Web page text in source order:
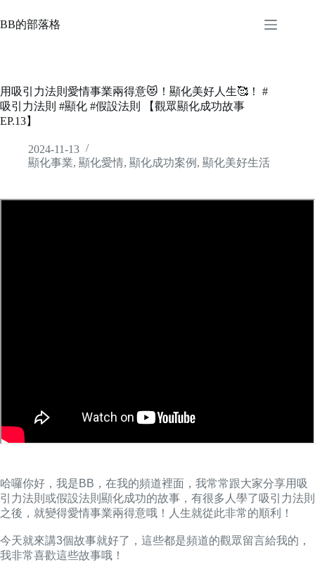
to
content
BB的部落格
用吸引力法則愛情事業兩得意😻！顯化美好人生🥰！ #
吸引力法則 #顯化 #假設法則 【觀眾顯化成功故事
EP.13】
2024-11-13
顯化事業, 顯化愛情, 顯化成功案例 , 顯化美好生活
哈囉你好，我是BB，在我的頻道裡面，我常常跟大家分享用吸
引力法則或假設法則顯化成功的故事，有很多人學了吸引力法則
之後，就變得愛情事業兩得意哦！
人生就從此非常的順利！
今天就來講3個故事就好了，這些都是頻道的觀眾留言給我的，
我非常喜歡這些故事哦！